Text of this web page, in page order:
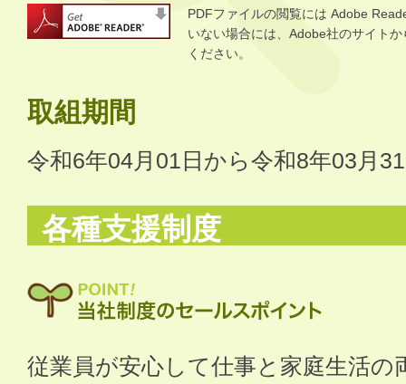
PDFファイルの閲覧には Adobe
いない場合には、Adobe社のサイト
ください。
取組期間
令和6年04月01日から令和8年03月
各種支援制度
従業員が安心して仕事と家庭生活の